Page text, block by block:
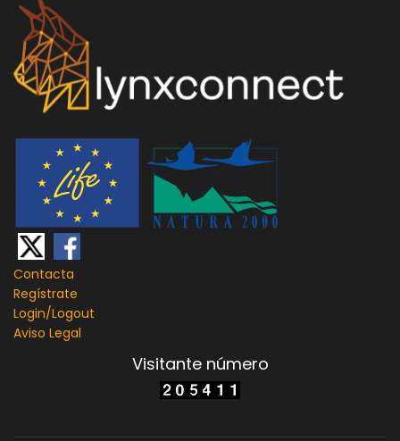
Contacta
Regístrate
Login/Logout
Aviso Legal
Visitante número